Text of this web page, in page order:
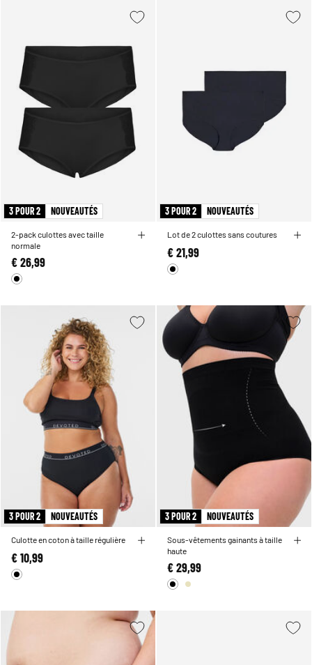
3 POUR 2 NOUVEAUTÉS
2-pack culottes avec taille
normale
€ 26,99
3 POUR 2 NOUVEAUTÉS
Lot de 2 culottes sans coutures
€ 21,99
3 POUR 2 NOUVEAUTÉS
Culotte en coton à taille régulière
€ 10,99
3 POUR 2 NOUVEAUTÉS
Sous-vêtements gainants à taille
haute
€ 29,99